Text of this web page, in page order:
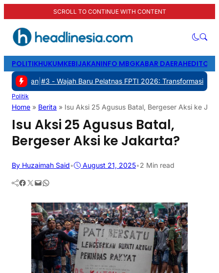
SCROLL TO CONTINUE WITH CONTENT
POLITIKHUKUMKEBIJAKANINFO MBGKABAR DAERAH
Wajah Baru Pelatnas FPTI 2026: Transformasi Manajemen,
Politik
Home » Berita » Isu Aksi 25 Agusus Batal, Bergeser Aksi ke
Isu Aksi 25 Agusus Batal,
Bergeser Aksi ke Jakarta?
By Huzaimah Said• August 21, 2025•2 Min read
Facebook Twitter Mail WhatsApp